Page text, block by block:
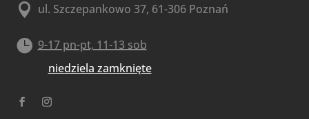
 ul. Szczepankowo 37, 61-306 Poznań
 9-17 pn-pt, 11-13 sob
niedziela zamknięte